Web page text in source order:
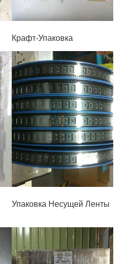
Крафт-Упаковка
Упаковка Несущей Ленты